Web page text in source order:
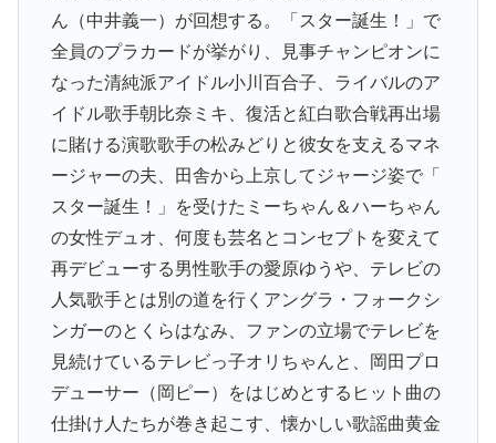
ん（中井義一）が回想する。「スター誕生！」 で
全員のプラカードが挙がり、
見事チャンピオンに
なった清純派アイドル小川百合子、 ライバルのア
イドル歌手朝比奈ミキ、 復活と紅白歌合戦再出場
に賭ける演歌歌手の松みどりと彼女を支え るマネ
ージャーの夫、田舎から上京してジャージ姿で「
スター誕生！」を受けたミーちゃん＆ハーちゃん
の女性デュオ、 何度も芸名とコンセプトを変えて
再デビューする男性歌手の愛原ゆ うや、テレビの
人気歌手とは別の道を行くアングラ・ フォークシ
ンガーのとくらはなみ、 ファンの立場でテレビを
見続けているテレビっ子オリちゃんと、
岡田プロ
デューサー（岡ピー）
をはじめとするヒット曲の
仕掛け人たちが巻き起こす、懐かしい歌謡曲黄金